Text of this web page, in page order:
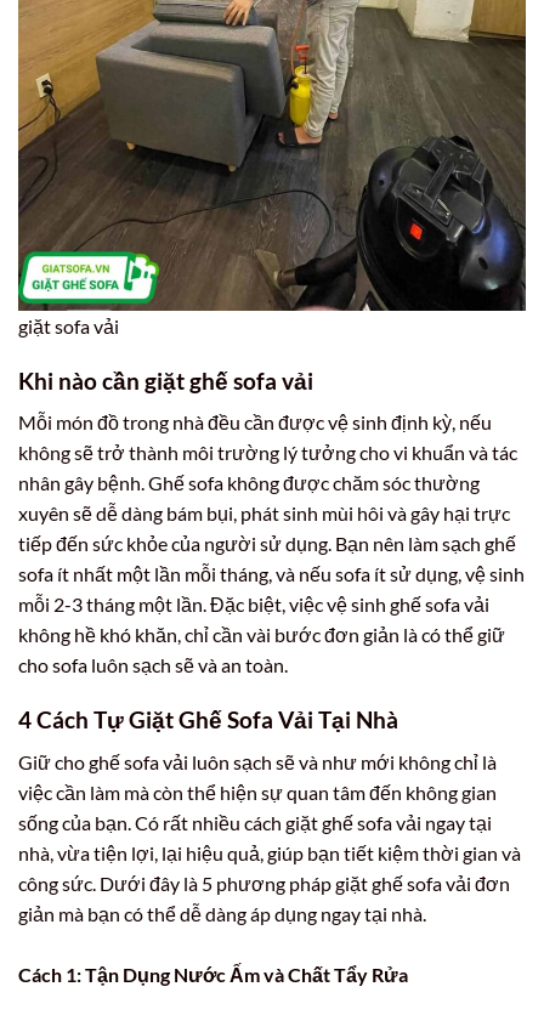
giặt sofa vải
Khi nào cần giặt ghế sofa vải
Mỗi món đồ trong nhà đều cần được vệ sinh định kỳ, nếu
không sẽ trở thành môi trường lý tưởng cho vi khuẩn và tác
nhân gây bệnh. Ghế sofa không được chăm sóc thường
xuyên sẽ dễ dàng bám bụi, phát sinh mùi hôi và gây hại trực
tiếp đến sức khỏe của người sử dụng. Bạn nên làm sạch ghế
sofa ít nhất một lần mỗi tháng, và nếu sofa ít sử dụng, vệ sinh
mỗi 2-3 tháng một lần. Đặc biệt, việc vệ sinh ghế sofa vải
không hề khó khăn, chỉ cần vài bước đơn giản là có thể giữ
cho sofa luôn sạch sẽ và an toàn.
4 Cách Tự Giặt Ghế Sofa Vải Tại Nhà
Giữ cho ghế sofa vải luôn sạch sẽ và như mới không chỉ là
việc cần làm mà còn thể hiện sự quan tâm đến không gian
sống của bạn. Có rất nhiều cách giặt ghế sofa vải ngay tại
nhà, vừa tiện lợi, lại hiệu quả, giúp bạn tiết kiệm thời gian và
công sức. Dưới đây là 5 phương pháp giặt ghế sofa vải đơn
giản mà bạn có thể dễ dàng áp dụng ngay tại nhà.
Cách 1: Tận Dụng Nước Ấm và Chất Tẩy Rửa